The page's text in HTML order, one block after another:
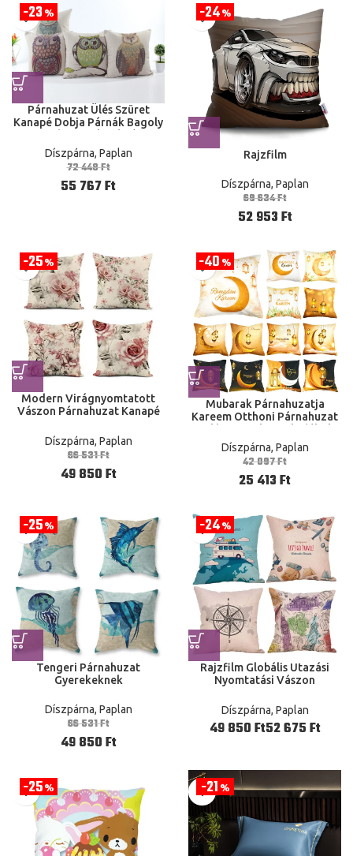
23%
Párnahuzat Ülés Szüret
Kanapé Dobja Párnák Bagoly
Díszpárna, Paplan
72 448Ft
55 767Ft
24%
Rajzfilm
Díszpárna, Paplan
69 634Ft
52 953Ft
25%
Modern Virágnyomtatott
Vászon Párnahuzat Kanapé
Dekoráció Önnek 40X40
50X50 60X60
Díszpárna, Paplan
66 531Ft
49 850Ft
40%
Mubarak Párnahuzatja
Kareem Otthoni Párnahuzat
Díszpárna, Paplan
42 097Ft
25 413Ft
25%
Tengeri Párnahuzat
Gyerekeknek
Díszpárna, Paplan
66 531Ft
49 850Ft
24%
Rajzfilm Globális Utazási
Nyomtatási Vászon
Párnahuzat Az Otthoni
Dekoráció You 40X40 50X50
60X60
Díszpárna, Paplan
Ft Ft
25% 21%